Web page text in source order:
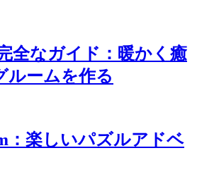
全なガイド：暖かく癒
ルームを作る
：楽しいパズルアドベ